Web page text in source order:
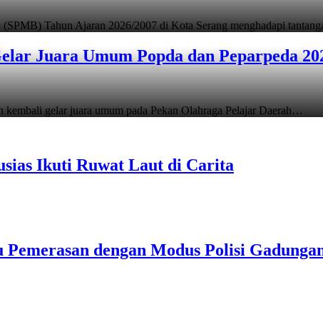
Tahun Ajaran 2026/2007 di Kota Serang menghadapi
Juara Umum Popda dan Peparpeda
gelar juara umum pada Pekan Olahraga Pelajar Daerah…
Ikuti Ruwat Laut di Carita
dengan Modus Polisi